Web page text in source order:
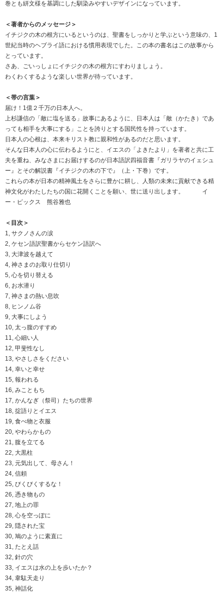
巻とも絣文様を基調にした馴染みやすいデザインになっています。
＜著者からのメッセージ＞
イチジクの木の根方にいるというのは、聖書をしっかりと学ぶという意味の、1
世紀当時のヘブライ語における慣用表現でした。この本の書名はこの故事から
とっています。
さあ、ごいっしょにイチジクの木の根方にすわりましょう。
わくわくするような楽しい世界が待っています。
＜帯の言葉＞
届け！1億２千万の日本人へ。
上杉謙信の「敵に塩を送る」故事にあるように、日本人は「敵（かたき）であ
っても相手を大事にする」ことを誇りとする国民性を持っています。
日本人の心根は、本来キリスト教に親和性があるのだと思います。
そんな日本人の心に伝わるようにと、イエスの「よきたより」を著者と共に工
夫を重ね、みなさまにお届けするのが日本語訳四福音書『ガリラヤのイェシュ
ー』とその解説書『イチジクの木の下で』（上・下巻）です。
これらの本が日本の精神風土をさらに豊かに耕し、人類の未来に貢献できる精
神文化がわたしたちの国に花開くことを願い、世に送り出します。 イ
ー・ピックス 熊谷雅也
＜目次＞
1, サクノさんの涙
2, ケセン語訳聖書からセケン語訳へ
3, 大津波を越えて
4, 神さまのお取り仕切り
5, 心を切り替える
6, お水潜り
7, 神さまの熱い息吹
8, ヒンノム谷
9, 大事にしよう
10, 太っ腹のすすめ
11, 心細い人
12, 甲斐性なし
13, やさしさをください
14, 幸いと幸せ
15, 報われる
16, みこともち
17, かんなぎ（祭司）たちの世界
18, 掟語りとイエス
19, 食べ物と衣服
20, やわらかもの
21, 腹を立てる
22, 大黒柱
23, 元気出して、母さん！
24, 信頼
25, びくびくするな！
26, 憑き物もの
27, 地上の罪
28, 心を空っぽに
29, 隠された宝
30, 鳩のように素直に
31, たとえ話
32, 針の穴
33, イエスは水の上を歩いたか？
34, 韋駄天走り
35, 神話化